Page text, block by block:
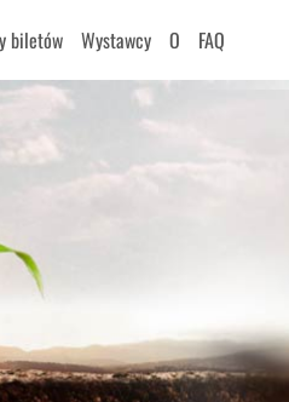
biletów Wystawcy O FAQ